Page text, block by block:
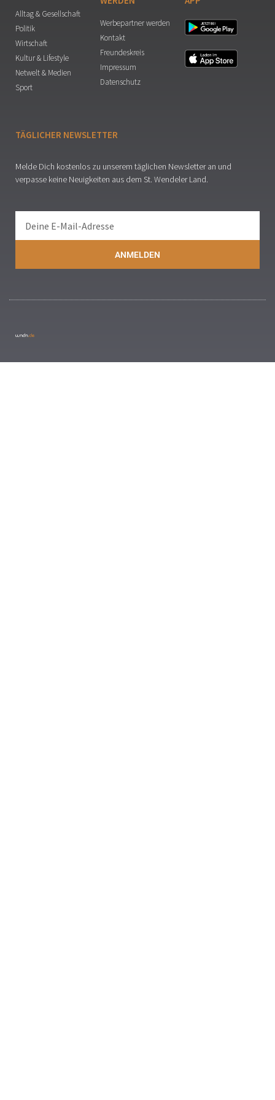
Alltag & Gesellschaft
Politik
Wirtschaft
Kultur & Lifestyle
Netwelt & Medien
Sport
Werbepartner werden
Kontakt
Freundeskreis
Impressum
Datenschutz
TÄGLICHER NEWSLETTER
Melde Dich kostenlos zu unserem täglichen Newsletter an und
verpasse keine Neuigkeiten aus dem St. Wendeler Land.
ANMELDEN